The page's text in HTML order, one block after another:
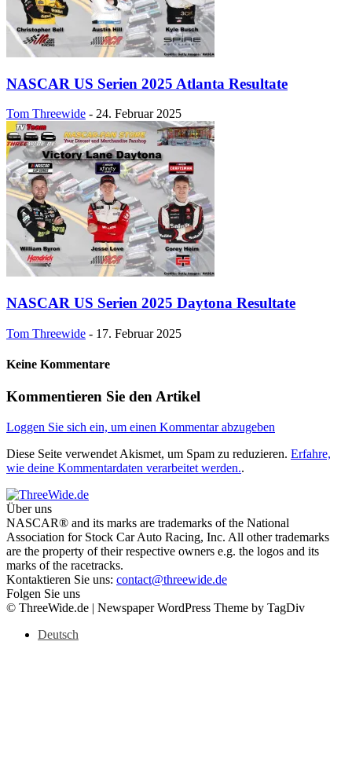
NASCAR US Serien 2025 Atlanta Resultate
Tom Threewide - 24. Februar 2025
NASCAR US Serien 2025 Daytona Resultate
Tom Threewide - 17. Februar 2025
Keine Kommentare
Kommentieren Sie den Artikel
Loggen Sie sich ein, um einen Kommentar abzugeben
Diese Seite verwendet Akismet, um Spam zu reduzieren. Erfahre,
wie deine Kommentardaten verarbeitet werden..
Über uns
NASCAR® and its marks are trademarks of the National
Association for Stock Car Auto Racing, Inc. All other trademarks
are the property of their respective owners e.g. the logos and its
marks of the racetracks.
Kontaktieren Sie uns: contact@threewide.de
Folgen Sie uns
© ThreeWide.de | Newspaper WordPress Theme by TagDiv
Deutsch